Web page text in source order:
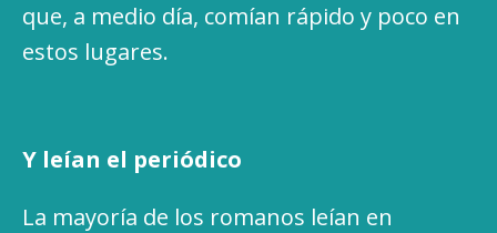
que, a medio día, comían rápido y poco en
estos lugares.
Y leían el periódico
La mayoría de los romanos leían en